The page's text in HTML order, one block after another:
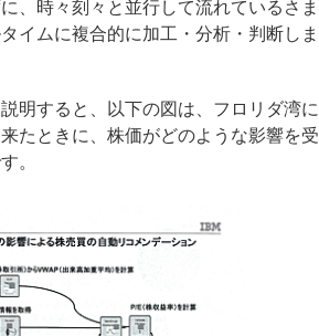
、時々刻々と並行して流れているさま
イムに複合的に加工・分析・判断しま
明すると、以下の図は、フロリダ湾に
たときに、株価がどのような影響を受
。